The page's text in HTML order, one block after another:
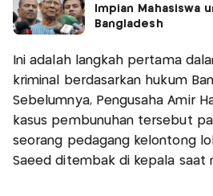
Impian Mahasiswa
Bangladesh
Ini adalah langkah pertama
kriminal berdasarkan hukum
Sebelumnya, Pengusaha Amir
kasus pembunuhan tersebut
seorang pedagang kelontong
Saeed ditembak di kepala saat